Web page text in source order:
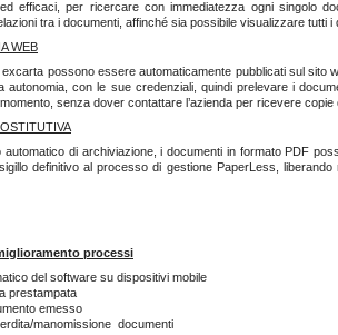
efficaci, per ricercare con immediatezza ogni singolo
tra i documenti, affinché sia possibile visualizzare tutti
WEB
possono essere automaticamente pubblicati sul sito
autonomia, con le sue credenziali, quindi prelevare i
senza dover contattare l’azienda per ricevere
automatico di archiviazione, i documenti in formato PDF
definitivo al processo di gestione PaperLess,
processi
del software su dispositivi mobile
prestampata
emesso
manomissione documenti